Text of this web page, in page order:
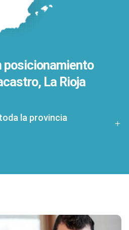
posicionamiento
La Rioja
la provincia